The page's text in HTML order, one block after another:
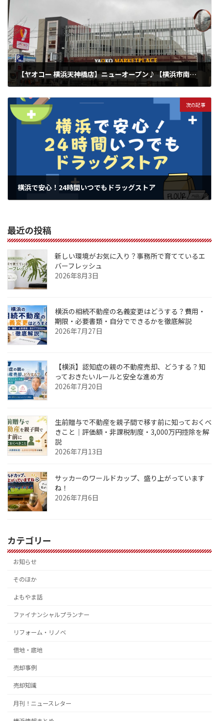
【ヤオコー 横浜天神橋店】ニューオープン♪【横浜市南区堀ノ内町】
次の記事
横浜で安心！24時間いつでもドラッグストア
最近の投稿
新しい環境がお気に入り？事務所で育てているエ
バーフレッシュ
2026年8月3日
横浜の相続不動産の名義変更はどうする？費用・
期限・必要書類・自分でできるかを徹底解説
2026年7月27日
【横浜】認知症の親の不動産売却、どうする？知
っておきたいルールと安全な進め方
2026年7月20日
生前贈与で不動産を親子間で移す前に知っておくべ
きこと｜評価額・非課税制度・3,000万円控除を解
説
2026年7月13日
サッカーのワールドカップ、盛り上がっています
ね！
2026年7月6日
カテゴリー
お知らせ
そのほか
よもやま話
ファイナンシャルプランナー
リフォーム・リノベ
借地・底地
売却事例
売却知識
月刊！ニュースレター